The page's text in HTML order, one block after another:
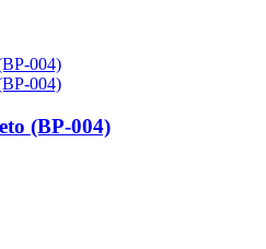
(BP-004)